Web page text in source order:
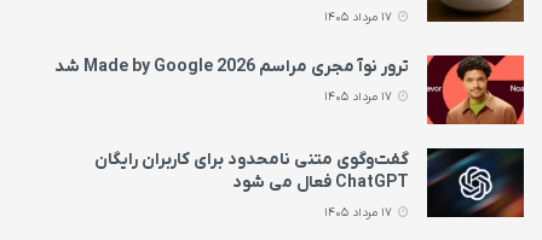
ترور نوآ مجری مراسم Made by Google 2026 شد
گفت‌وگوی متنی نامحدود برای کاربران رایگان
ChatGPT فعال می شود